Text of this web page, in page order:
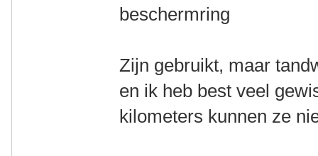
beschermring
Zijn gebruikt, maar
en ik heb best veel
kilometers kunnen ze